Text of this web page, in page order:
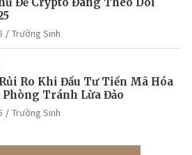
Trường Sinh
Ro Khi Đầu Tư Tiền Mã Hóa
Phòng Tránh Lừa Đảo
Trường Sinh